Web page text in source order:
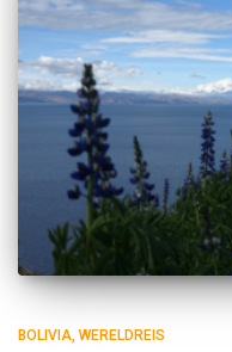
BOLIVIA WERELDREIS